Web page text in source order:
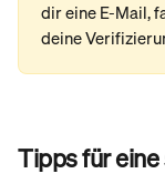
dir eine E-Mail,
deine
Tipps für